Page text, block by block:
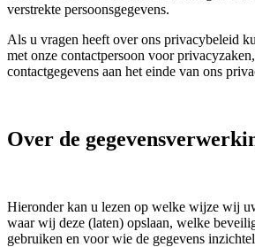
verstrekte persoonsgegevens.
Als u vragen heeft over ons privacybeleid
met onze contactpersoon voor
contactgegevens aan het einde van ons
Over de
Hieronder kan u lezen op welke wijze wij
waar wij deze (laten) opslaan, welke
gebruiken en voor wie de gegevens